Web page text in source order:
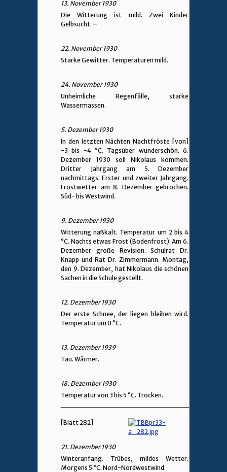
13. November 1930
Die Witterung ist mild. Zwei Kinder
Gelbsucht. –
22. November 1930
Starke Gewitter. Temperaturen mild.
24. November 1930
Unheimliche Regenfälle, starke
Wassermassen.
5. Dezember 1930
In den letzten Nächten Nachtfröste [von]
-3 bis -4 °C. Tagsüber wunderschön. 6.
Dezember 1930 soll Nikolaus kommen.
Dritter Jahrgang am 5. Dezember
nachmittags. Erster und zweiter Jahrgang.
Frostwetter am 8. Dezember gebrochen.
Süd- bis Westwind.
9. Dezember 1930
Witterung naßkalt. Temperatur um 2 bis 4
°C. Nachts etwas Frost (Bodenfrost). Am 6.
Dezember große Revision. Schulrat Dr.
Knapp und Rat Dr. Zimmermann. Montag,
den 9. Dezember, hat Nikolaus die schönen
Sachen in die Schule gestellt.
12. Dezember 1930
Der erste Schnee, der liegen bleiben wird.
Temperatur um 0 °C.
13. Dezember 1939
Tau. Wärmer.
18. Dezember 1930
Temperatur von 3 bis 5 °C. Trocken.
[Blatt 282]
21. Dezember 1930
Winteranfang. Trübes, mildes Wetter.
Morgens 5 °C. Nord-Nordwestwind.